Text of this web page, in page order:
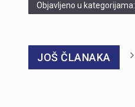
Objavljeno u kategorijama:
JOŠ ČLANAKA